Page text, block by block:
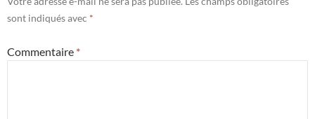
sont indiqués avec *
Commentaire *